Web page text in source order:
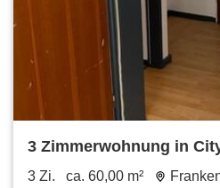
3 Zimmerwohnung in
3 Zi. ca. 60,00 m²